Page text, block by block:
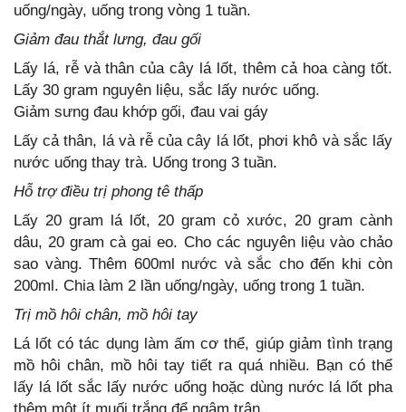
uống/ngày, uống trong vòng 1 tuần.
Giảm đau thắt lưng, đau gối
Lấy lá, rễ và thân của cây lá lốt, thêm cả hoa càng tốt.
Lấy 30 gram nguyên liệu, sắc lấy nước uống.
Giảm sưng đau khớp gối, đau vai gáy
Lấy cả thân, lá và rễ của cây lá lốt, phơi khô và sắc lấy
nước uống thay trà. Uống trong 3 tuần.
Hỗ trợ điều trị phong tê thấp
Lấy 20 gram lá lốt, 20 gram cỏ xước, 20 gram cành
dâu, 20 gram cà gai eo. Cho các nguyên liệu vào chảo
sao vàng. Thêm 600ml nước và sắc cho đến khi còn
200ml. Chia làm 2 lần uống/ngày, uống trong 1 tuần.
Trị mồ hôi chân, mồ hôi tay
Lá lốt có tác dụng làm ấm cơ thể, giúp giảm tình trạng
mồ hôi chân, mồ hôi tay tiết ra quá nhiều. Bạn có thể
lấy lá lốt sắc lấy nước uống hoặc dùng nước lá lốt pha